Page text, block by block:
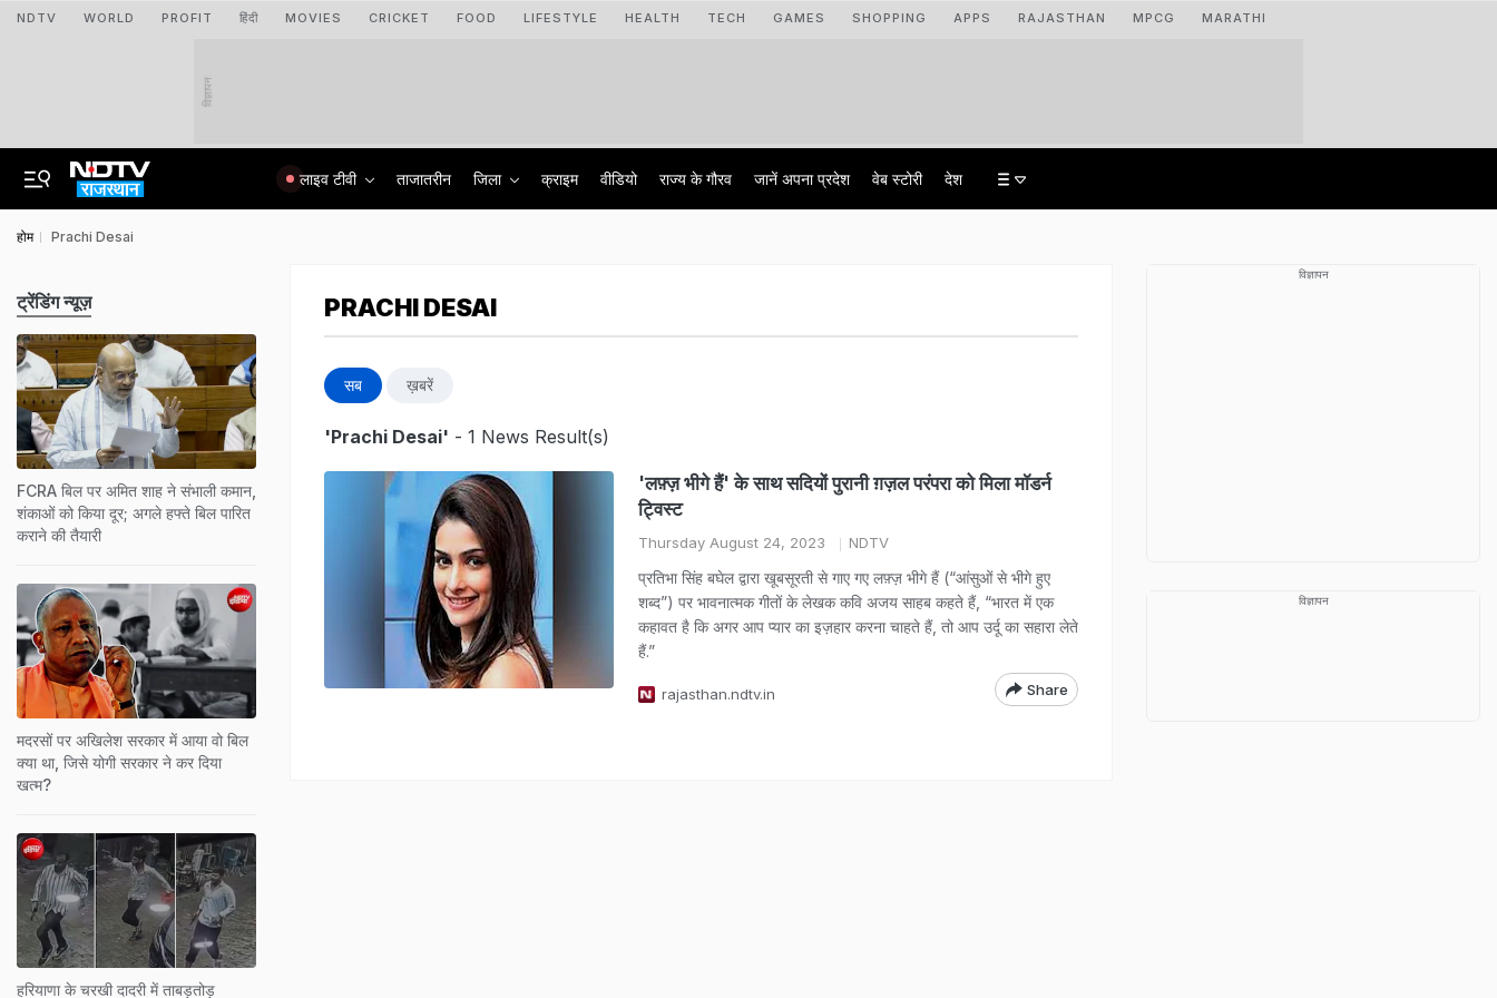
NDTV WORLD PROFIT हिंदी MOVIES CRICKET FOOD LIFESTYLE HEALTH TECH GAMES SHOPPING APPS RAJASTHAN MPCG MARATHI
विज्ञापन
लाइव टीवी ताजातरीन जिला क्राइम वीडियो राज्‍य के गौरव जानें अपना प्रदेश वेब स्टोरी देश
होम Prachi Desai
PRACHI DESAI
सब ख़बरें
'Prachi Desai' - 1 News Result(s)
'लफ़्ज़ भीगे हैं' के साथ सदियों पुरानी ग़ज़ल परंपरा को मिला मॉडर्न
ट्विस्ट
Thursday August 24, 2023 NDTV
प्रतिभा सिंह बघेल द्वारा खूबसूरती से गाए गए लफ़्ज़ भीगे हैं (“आंसुओं से भीगे हुए
शब्द”) पर भावनात्मक गीतों के लेखक कवि अजय साहब कहते हैं, “भारत में एक
कहावत है कि अगर आप प्यार का इज़हार करना चाहते हैं, तो आप उर्दू का सहारा लेते
हैं.”
rajasthan.ndtv.in Share
ट्रेंडिंग न्यूज़
FCRA बिल पर अमित शाह ने संभाली कमान,
शंकाओं को किया दूर; अगले हफ्ते बिल पारित
कराने की तैयारी
मदरसों पर अखिलेश सरकार में आया वो बिल
क्या था, जिसे योगी सरकार ने कर दिया
खत्म?
हरियाणा के चरखी दादरी में ताबड़तोड़
विज्ञापन
विज्ञापन